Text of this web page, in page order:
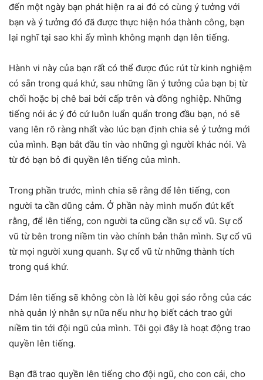
đến một ngày bạn phát hiện ra ai đó có cùng ý tưởng với
bạn và ý tưởng đó đã được thực hiện hóa thành công, bạn
lại nghĩ tại sao khi ấy mình không mạnh dạn lên tiếng.
Hành vi này của bạn rất có thể được đúc rút từ kinh nghiệm
có sẵn trong quá khứ, sau những lần ý tưởng của bạn bị từ
chối hoặc bị chê bai bởi cấp trên và đồng nghiệp. Những
tiếng nói ác ý đó cứ luôn luẩn quẩn trong đầu bạn, nó sẽ
vang lên rõ ràng nhất vào lúc bạn định chia sẻ ý tưởng mới
của mình. Bạn bắt đầu tin vào những gì người khác nói. Và
từ đó bạn bỏ đi quyền lên tiếng của mình.
Trong phần trước, mình chia sẽ rằng để lên tiếng, con
người ta cần dũng cảm. Ở phần này mình muốn đút kết
rằng, để lên tiếng, con người ta cũng cần sự cổ vũ. Sự cổ
vũ từ bên trong niềm tin vào chính bản thân mình. Sự cổ vũ
từ mọi người xung quanh. Sự cổ vũ từ những thành tích
trong quá khứ.
Dám lên tiếng sẽ không còn là lời kêu gọi sáo rỗng của các
nhà quản lý nhân sự nữa nếu như họ biết cách trao gửi
niềm tin tới đội ngũ của mình. Tôi gọi đây là hoạt động trao
quyền lên tiếng.
Bạn đã trao quyền lên tiếng cho đội ngũ, cho con cái, cho